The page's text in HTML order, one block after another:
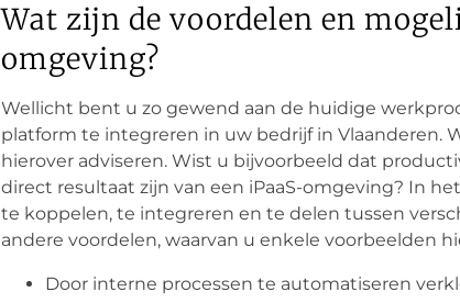
Wat zijn de voordelen en
omgeving?
Wellicht bent u zo gewend aan de huidige
platform te integreren in uw bedrijf in Vlaanderen.
hierover adviseren. Wist u bijvoorbeeld dat
direct resultaat zijn van een iPaaS-omgeving? In
te koppelen, te integreren en te delen tussen
andere voordelen, waarvan u enkele voorbeelden
Door interne processen te automatiseren